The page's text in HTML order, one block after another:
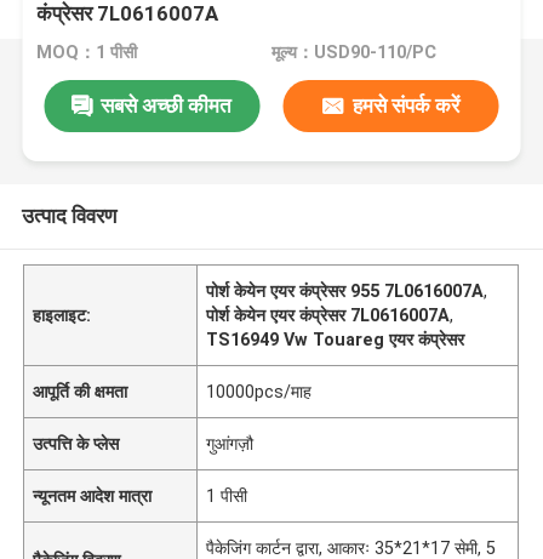
कंप्रेसर 7L0616007A
MOQ：1 पीसी मूल्य：USD90-110/PC
सबसे अच्छी कीमत हमसे संपर्क करें
उत्पाद विवरण
हाइलाइट:
पोर्श केयेन एयर कंप्रेसर 955 7L0616007A,
पोर्श केयेन एयर कंप्रेसर 7L0616007A,
TS16949 Vw Touareg एयर कंप्रेसर
आपूर्ति की क्षमता 10000pcs/माह
उत्पत्ति के प्लेस गुआंगज़ौ
न्यूनतम आदेश मात्रा 1 पीसी
पैकेजिंग कार्टन द्वारा, आकारः 35*21*17 सेमी, 5